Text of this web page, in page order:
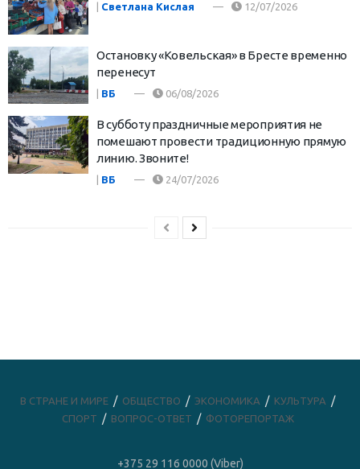
Светлана Кислая 12/07/2026
Остановку «Ковельская» в Бресте временно
перенесут
| ВБ 06/08/2026
В субботу праздничные мероприятия не
помешают провести традиционную прямую
линию. Звоните!
ВБ 24/07/2026
В СТРАНЕ И МИРЕ ОБЩЕСТВО ЭКОНОМИКА
КУЛЬТУРА
СПОРТ
ВОПРОС-ОТВЕТ ФОТОРЕПОРТАЖ
+375 29 116 0000 (Viber)